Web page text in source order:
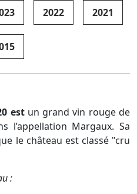
2022 2021
estun grand vin rouge de
l’appellation Margaux. Sa
le château est classé "cru
: